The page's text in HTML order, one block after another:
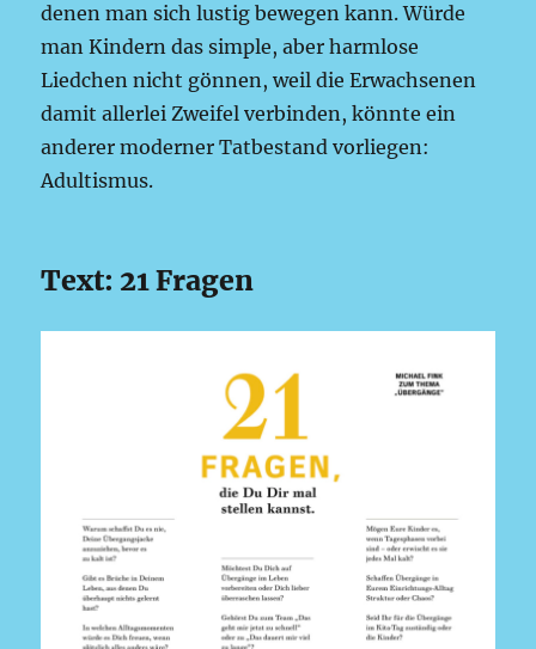
denen man sich lustig bewegen kann. Würde
man Kindern das simple, aber harmlose
Liedchen nicht gönnen, weil die Erwachsenen
damit allerlei Zweifel verbinden, könnte ein
anderer moderner Tatbestand vorliegen:
Adultismus.
Text: 21 Fragen